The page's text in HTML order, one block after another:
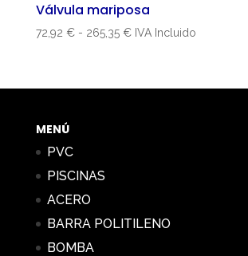
Válvula mariposa
72,92 € - 265,35 €Rango
desde
IVA Incluido
MENÚ
PVC
PISCINAS
ACERO
BARRA POLITILENO
BOMBA